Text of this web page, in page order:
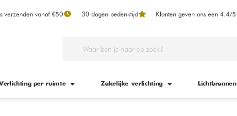
verzenden vanaf €50 30 dagen bedenktijd Klanten geven ons een 4.4/5
per ruimte Zakelijke verlichting Lichtbronnen